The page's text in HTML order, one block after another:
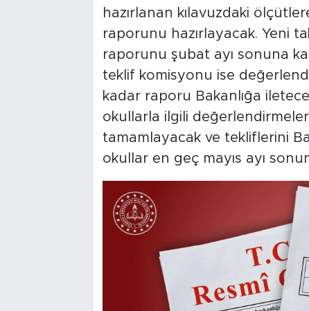
hazırlanan kılavuzdaki
raporunu hazırlayacak. Yeni
raporunu şubat ayı sonuna
teklif komisyonu ise
kadar raporu Bakanlığa
okullarla ilgili
tamamlayacak ve tekliflerini
okullar en geç mayıs ayı